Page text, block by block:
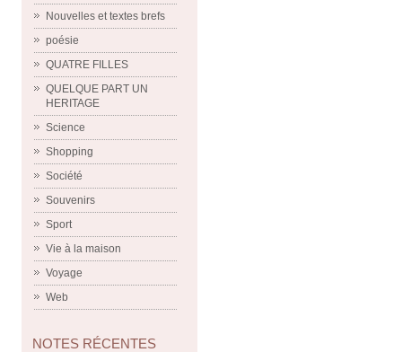
Nouvelles et textes brefs
poésie
QUATRE FILLES
QUELQUE PART UN
HERITAGE
Science
Shopping
Société
Souvenirs
Sport
Vie à la maison
Voyage
Web
NOTES RÉCENTES